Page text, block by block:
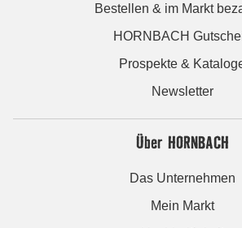
Bestellen & im Markt
HORNBACH
Prospekte &
Newsletter
Über HORNBACH
Das Unternehmen
Mein Markt